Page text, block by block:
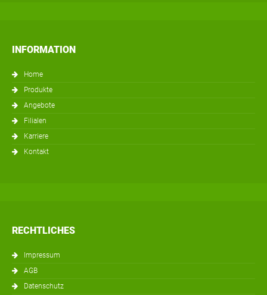
INFORMATION
Home
Produkte
Angebote
Filialen
Karriere
Kontakt
RECHTLICHES
Impressum
AGB
Datenschutz